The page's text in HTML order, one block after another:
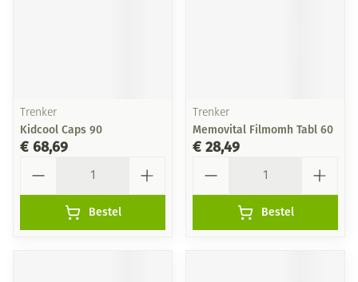
Trenker
Kidcool Caps 90
€ 68,69
Bestel
Trenker
Memovital Filmomh Tabl 60
€ 28,49
Bestel